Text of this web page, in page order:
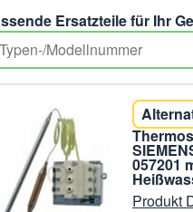
Ersatzteile für Ihr
057201
Produkt